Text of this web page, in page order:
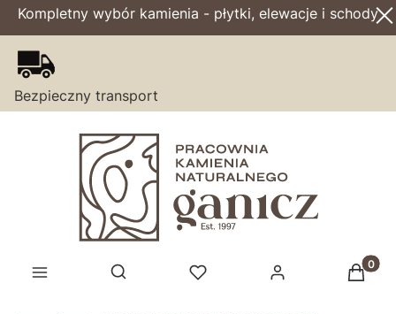
Kompletny wybór kamienia - płytki, elewacje i schody
Bezpieczny transport
Otwórz wyszukiwarkę